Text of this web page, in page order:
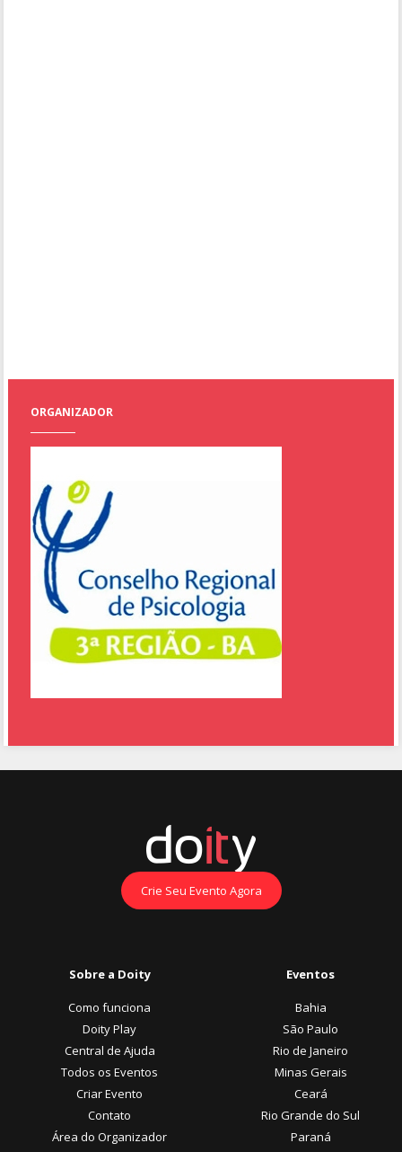
ORGANIZADOR
Crie Seu Evento Agora
Sobre a Doity
Como funciona
Doity Play
Central de Ajuda
Todos os Eventos
Criar Evento
Contato
Área do Organizador
Eventos
Bahia
São Paulo
Rio de Janeiro
Minas Gerais
Ceará
Rio Grande do Sul
Paraná